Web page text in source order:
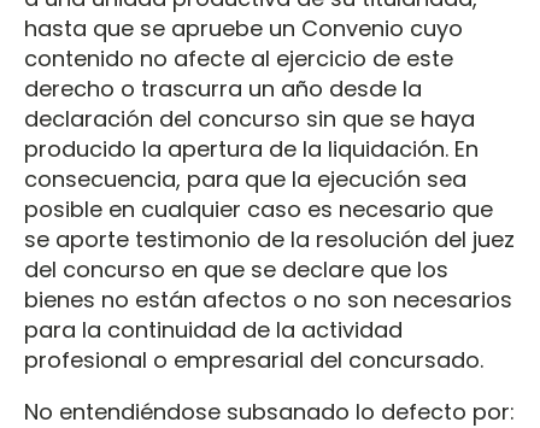
hasta que se apruebe un Convenio cuyo
contenido no afecte al ejercicio de este
derecho o trascurra un año desde la
declaración del concurso sin que se haya
producido la apertura de la liquidación. En
consecuencia, para que la ejecución sea
posible en cualquier caso es necesario que
se aporte testimonio de la resolución del juez
del concurso en que se declare que los
bienes no están afectos o no son necesarios
para la continuidad de la actividad
profesional o empresarial del concursado.
No entendiéndose subsanado lo defecto por: